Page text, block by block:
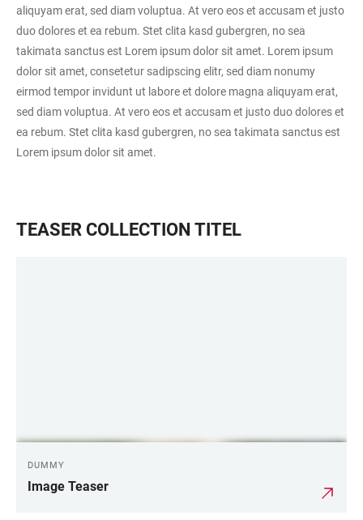
aliquyam erat, sed diam voluptua. At vero eos et accusam et justo
duo dolores et ea rebum. Stet clita kasd gubergren, no sea
takimata sanctus est Lorem ipsum dolor sit amet. Lorem ipsum
dolor sit amet, consetetur sadipscing elitr, sed diam nonumy
eirmod tempor invidunt ut labore et dolore magna aliquyam erat,
sed diam voluptua. At vero eos et accusam et justo duo dolores et
ea rebum. Stet clita kasd gubergren, no sea takimata sanctus est
Lorem ipsum dolor sit amet.
TEASER COLLECTION TITEL
DUMMY
Image Teaser